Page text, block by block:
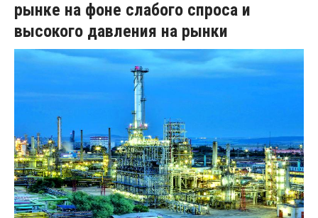
рынке на фоне слабого спроса и
высокого давления на рынки